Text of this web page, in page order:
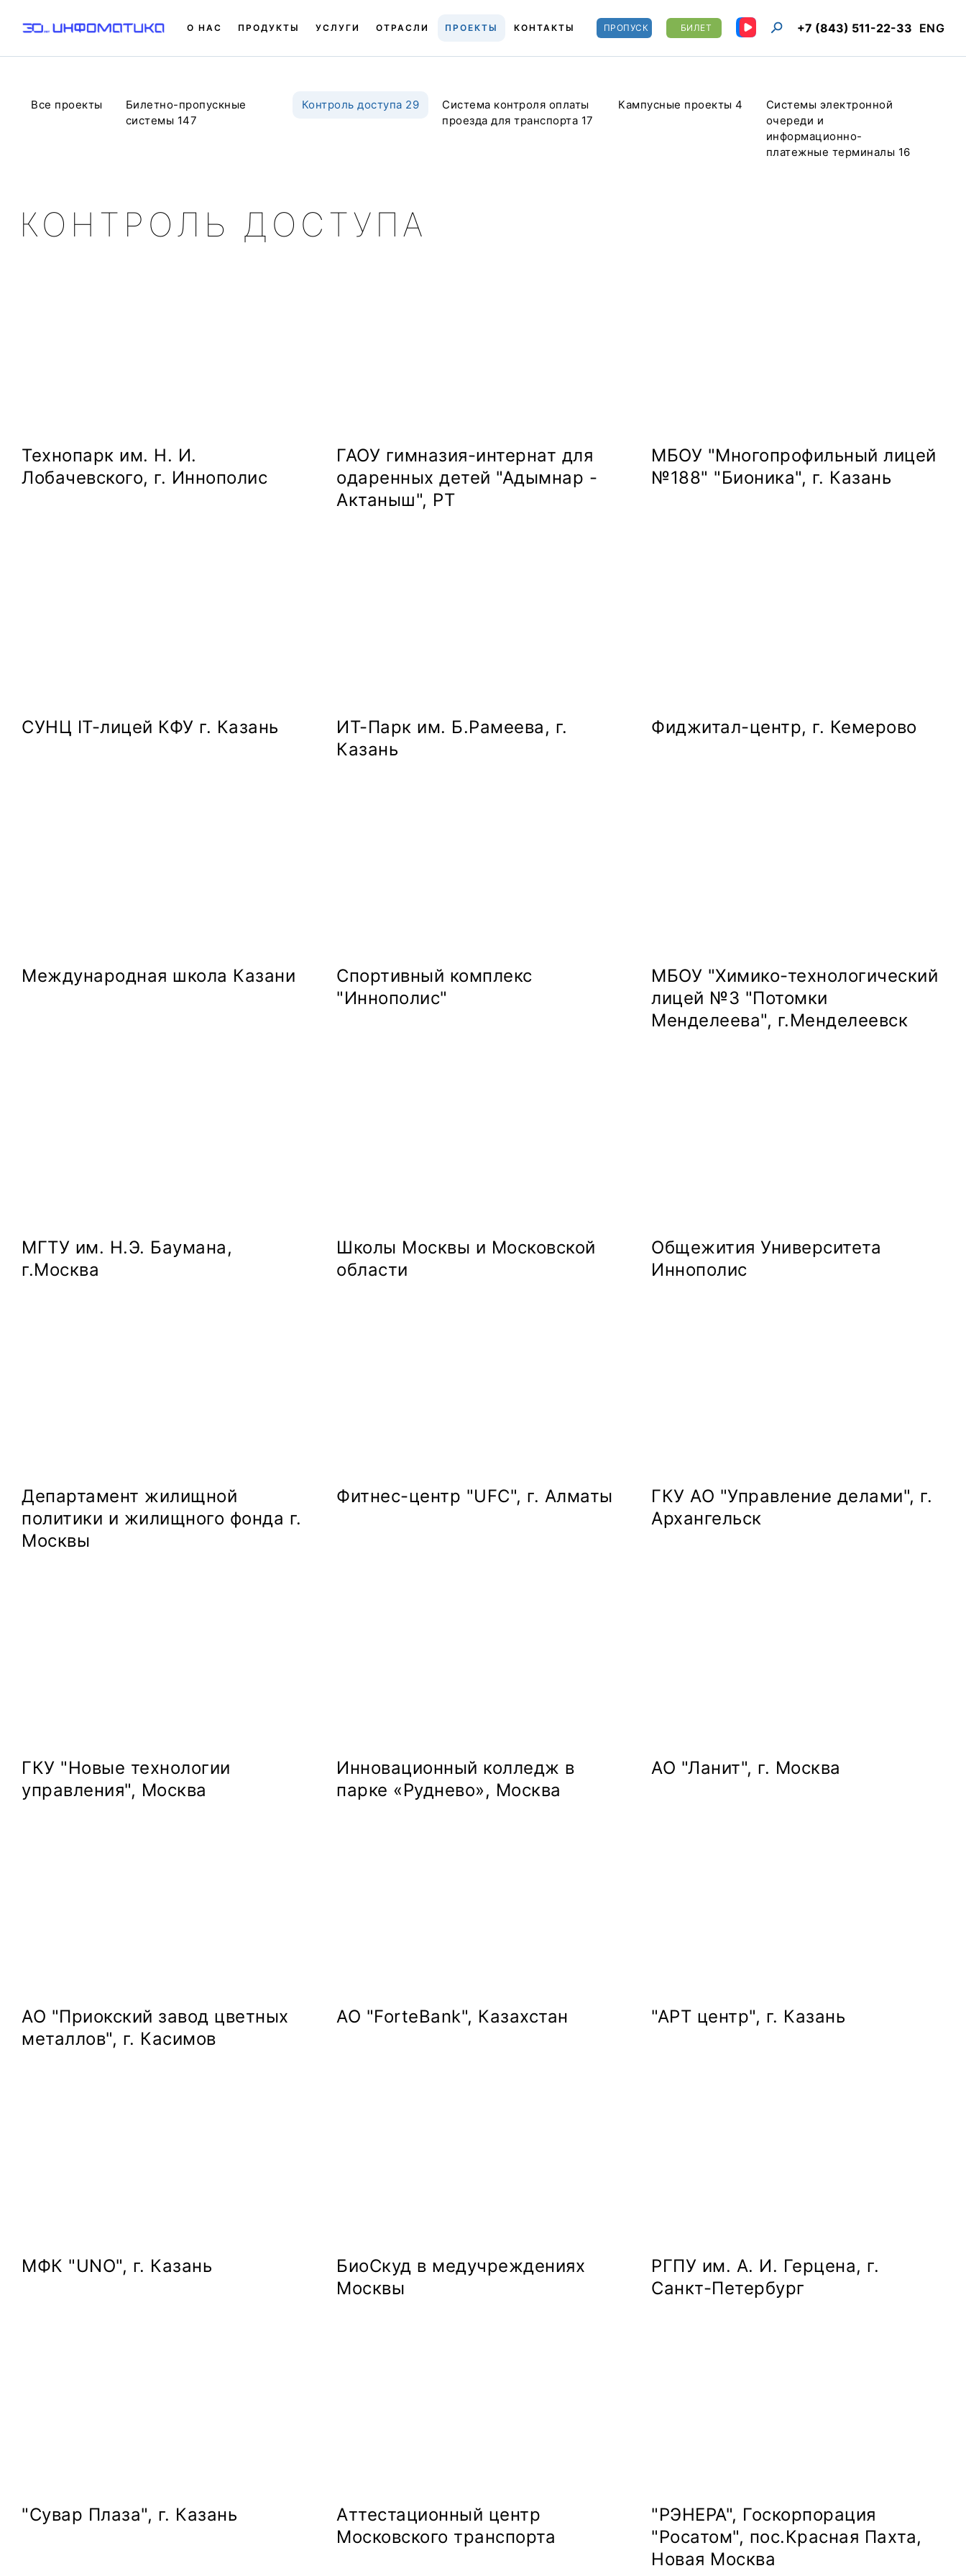
О НАС ПРОДУКТЫ УСЛУГИ ОТРАСЛИ ПРОЕКТЫ КОНТАКТЫ ПРОПУСК БИЛЕТ +7 (843) 511-22-33 ENG
Все проекты
Билетно-пропускные
системы 147
Контроль доступа 29
Система контроля оплаты
проезда для транспорта 17
Кампусные проекты 4
Системы электронной
очереди и
информационно-
платежные терминалы 16
КОНТРОЛЬ ДОСТУПА
Технопарк им. Н. И.
Лобачевского, г. Иннополис
ГАОУ гимназия-интернат для
одаренных детей "Адымнар -
Актаныш", РТ
МБОУ "Многопрофильный лицей
№188" "Бионика", г. Казань
СУНЦ IT-лицей КФУ г. Казань
ИТ-Парк им. Б.Рамеева, г.
Казань
Фиджитал-центр, г. Кемерово
Международная школа Казани
Спортивный комплекс
"Иннополис"
МБОУ "Химико-технологический
лицей №3 "Потомки
Менделеева", г.Менделеевск
МГТУ им. Н.Э. Баумана,
г.Москва
Школы Москвы и Московской
области
Общежития Университета
Иннополис
Департамент жилищной
политики и жилищного фонда г.
Москвы
Фитнес-центр "UFC", г. Алматы
ГКУ АО "Управление делами", г.
Архангельск
ГКУ "Новые технологии
управления", Москва
Инновационный колледж в
парке «Руднево», Москва
АО "Ланит", г. Москва
АО "Приокский завод цветных
металлов", г. Касимов
АО "ForteBank", Казахстан "АРТ центр", г. Казань
МФК "UNO", г. Казань
БиоСкуд в медучреждениях
Москвы
РГПУ им. А. И. Герцена, г.
Санкт-Петербург
"Сувар Плаза", г. Казань
Аттестационный центр
Московского транспорта
"РЭНЕРА", Госкорпорация
"Росатом", пос.Красная Пахта,
Новая Москва